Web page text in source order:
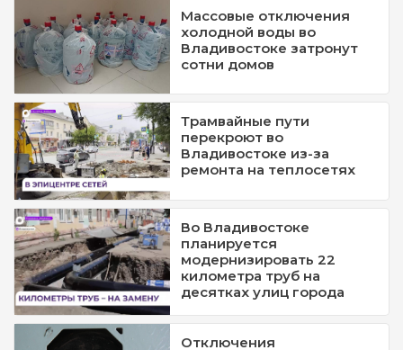
Массовые отключения
холодной воды во
Владивостоке затронут
сотни домов
Трамвайные пути
перекроют во
Владивостоке из-за
ремонта на теплосетях
Во Владивостоке
планируется
модернизировать 22
километра труб на
десятках улиц города
Отключения